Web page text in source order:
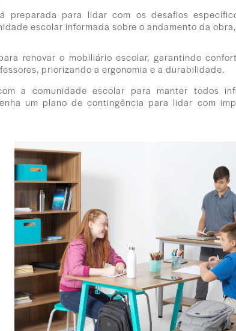
preparada para lidar com os desafios
escolar informada sobre o andamento da
renovar o mobiliário escolar, garantindo
priorizando a ergonomia e a durabilidade.
a comunidade escolar para manter todos
um plano de contingência para lidar com